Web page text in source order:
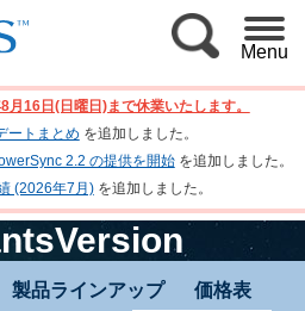
Menu
16日(日曜日)まで休業いたします。
ートまとめ を追加しました。
2.2 の提供を開始を追加しました。
(2026年7月)を追加しました。
製品ラインアップ
価格表